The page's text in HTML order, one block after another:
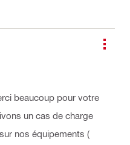
beaucoup pour votre
un cas de charge
nos équipements (